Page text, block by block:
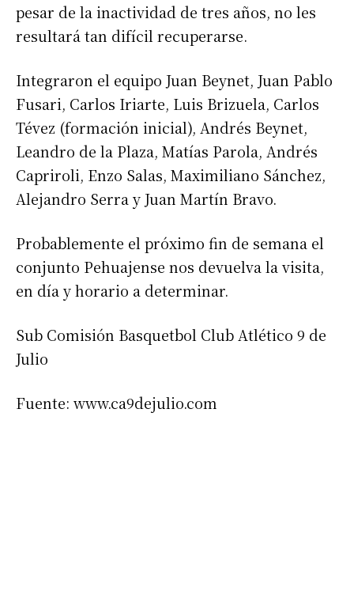
pesar de la inactividad de tres años, no les
resultará tan difícil recuperarse.
Integraron el equipo Juan Beynet, Juan Pablo
Fusari, Carlos Iriarte, Luis Brizuela, Carlos
Tévez (formación inicial), Andrés Beynet,
Leandro de la Plaza, Matías Parola, Andrés
Capriroli, Enzo Salas, Maximiliano Sánchez,
Alejandro Serra y Juan Martín Bravo.
Probablemente el próximo fin de semana el
conjunto Pehuajense nos devuelva la visita,
en día y horario a determinar.
Sub Comisión Basquetbol Club Atlético 9 de
Julio
Fuente: www.ca9dejulio.com